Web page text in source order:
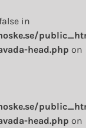
in
head.php on
head.php on